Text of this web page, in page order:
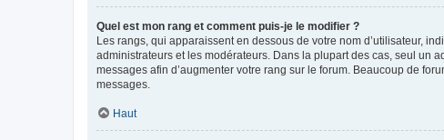
Quel est mon rang et comment puis-je le modifier ?
Les rangs, qui apparaissent en dessous de votre nom d’utilisateur,
administrateurs et les modérateurs. Dans la plupart des cas, seul un
messages afin d’augmenter votre rang sur le forum. Beaucoup de
messages.
Haut